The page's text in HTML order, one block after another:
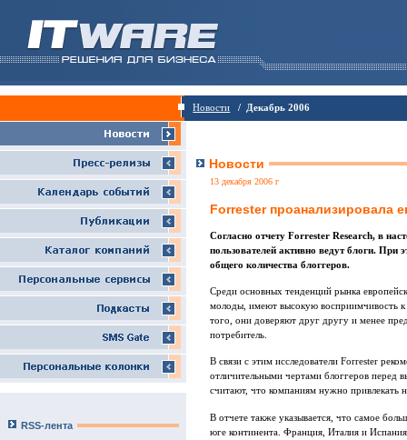
Новости / Декабрь 2006
RSS-лента
Новости
13 декабря 2006 г
Forrester проанализировала
Согласно отчету Forrester Research, в
пользователей активно ведут блоги. При
общего количества блоггеров.
Среди основных тенденций рынка
молоды, имеют высокую восприимчивость
того, они доверяют друг другу и менее
потребитель.
В связи с этим исследователи Forrester
отличительными чертами блоггеров перед
считают, что компаниям нужно привлекать
В отчете также указывается, что самое
юге континента. Франция, Италия и